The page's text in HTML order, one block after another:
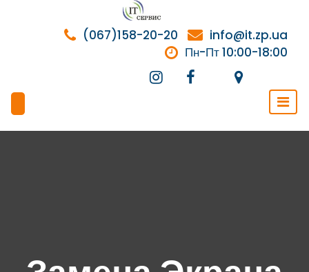
содержимому
info@it.zp.ua
(067)158-20-20
Пн-Пт 10:00-18:00